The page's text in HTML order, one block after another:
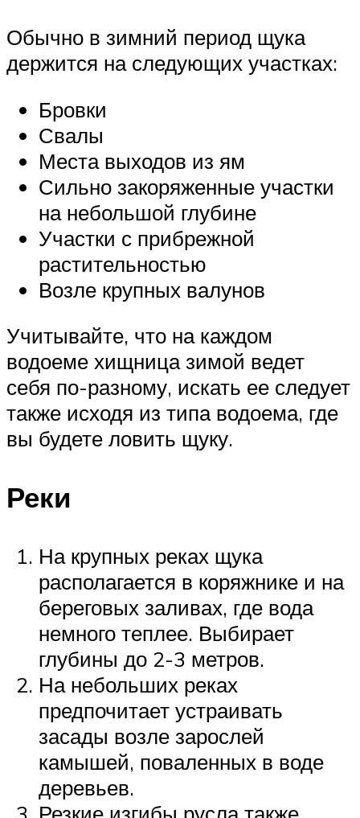
Обычно в зимний период щука
держится на следующих участках:
Бровки
Свалы
Места выходов из ям
Сильно закоряженные участки
на небольшой глубине
Участки с прибрежной
растительностью
Возле крупных валунов
Учитывайте, что на каждом
водоеме хищница зимой ведет
себя по-разному, искать ее следует
также исходя из типа водоема, где
вы будете ловить щуку.
Реки
На крупных реках щука
располагается в коряжнике и на
береговых заливах, где вода
немного теплее. Выбирает
глубины до 2-3 метров.
На небольших реках
предпочитает устраивать
засады возле зарослей
камышей, поваленных в воде
деревьев.